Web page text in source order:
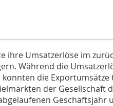
ihre Umsatzerlöse im
Während die
die
der Gesellschaft
Geschäftsjahr